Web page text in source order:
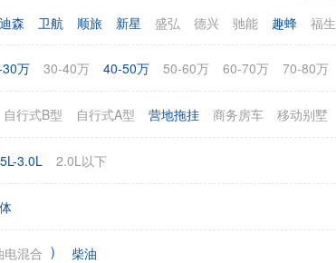
森 卫航 顺旅 新星 盛弘 德兴 驰能 趣蜂 福生
家之旅 陆途 红岸 荣成龙河嵘野 宽河驿马 吉姆西
安舒旅 蔚览 中美诺优 耐克萨斯 中道 路派 华晨
万 30-40万 40-50万 50-60万 60-70万 70-80万
自行式B型 自行式A型 营地拖挂 商务房车 移动别墅
3.0L 2.0L以下
电混合 ) 柴油